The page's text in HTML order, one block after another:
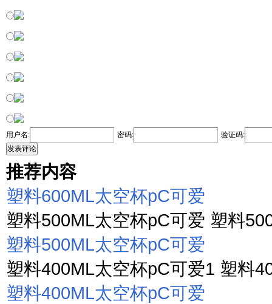
用户名: 密码:
验证码:
发表评论
推荐内容
塑料600ML太空杯pC可爱
塑料500ML太空杯pC可爱 塑料
塑料500ML太空杯pC可爱
塑料400ML太空杯pC可爱1 塑料
塑料400ML太空杯pC可爱